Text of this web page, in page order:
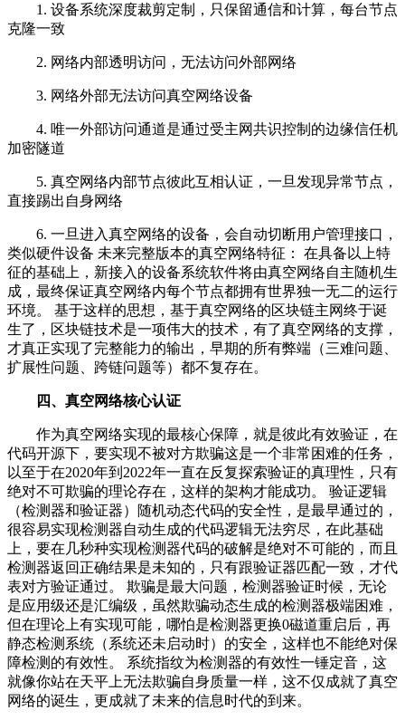
1. 设备系统深度裁剪定制，只保留通信和计算，每台节点
克隆一致
2. 网络内部透明访问，无法访问外部网络
3. 网络外部无法访问真空网络设备
4. 唯一外部访问通道是通过受主网共识控制的边缘信任机
加密隧道
5. 真空网络内部节点彼此互相认证，一旦发现异常节点，
直接踢出自身网络
6. 一旦进入真空网络的设备，会自动切断用户管理接口，
类似硬件设备 未来完整版本的真空网络特征： 在具备以上特
征的基础上，新接入的设备系统软件将由真空网络自主随机生
成，最终保证真空网络内每个节点都拥有世界独一无二的运行
环境。 基于这样的思想，基于真空网络的区块链主网终于诞
生了，区块链技术是一项伟大的技术，有了真空网络的支撑，
才真正实现了完整能力的输出，早期的所有弊端（三难问题、
扩展性问题、跨链问题等）都不复存在。
四、真空网络核心认证
作为真空网络实现的最核心保障，就是彼此有效验证，在
代码开源下，要实现不被对方欺骗这是一个非常困难的任务，
以至于在2020年到2022年一直在反复探索验证的真理性，只有
绝对不可欺骗的理论存在，这样的架构才能成功。 验证逻辑
（检测器和验证器）随机动态代码的安全性，是最早通过的，
很容易实现检测器自动生成的代码逻辑无法穷尽，在此基础
上，要在几秒种实现检测器代码的破解是绝对不可能的，而且
检测器返回正确结果是未知的，只有跟验证器匹配一致，才代
表对方验证通过。 欺骗是最大问题，检测器验证时候，无论
是应用级还是汇编级，虽然欺骗动态生成的检测器极端困难，
但在理论上有实现可能，哪怕是检测器更换0磁道重启后，再
静态检测系统（系统还未启动时）的安全，这样也不能绝对保
障检测的有效性。 系统指纹为检测器的有效性一锤定音，这
就像你站在天平上无法欺骗自身质量一样，这不仅成就了真空
网络的诞生，更成就了未来的信息时代的到来。